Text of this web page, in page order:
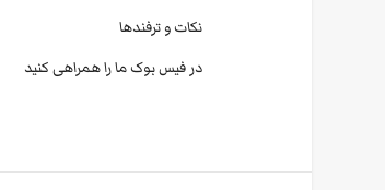
نکات و ترفندها
در فیس بوک ما را همراهی کنید